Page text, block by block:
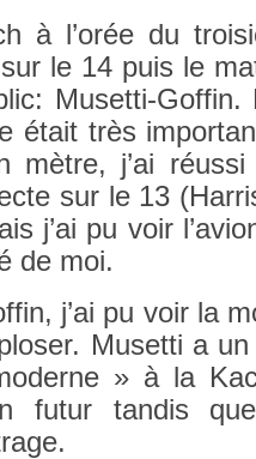
à l’orée du
le 14 puis le
Musetti-
était très
mètre, j’ai
sur le 13
j’ai pu voir
de moi.
j’ai pu voir la
Muset­ti a
» à la
futur tan­dis